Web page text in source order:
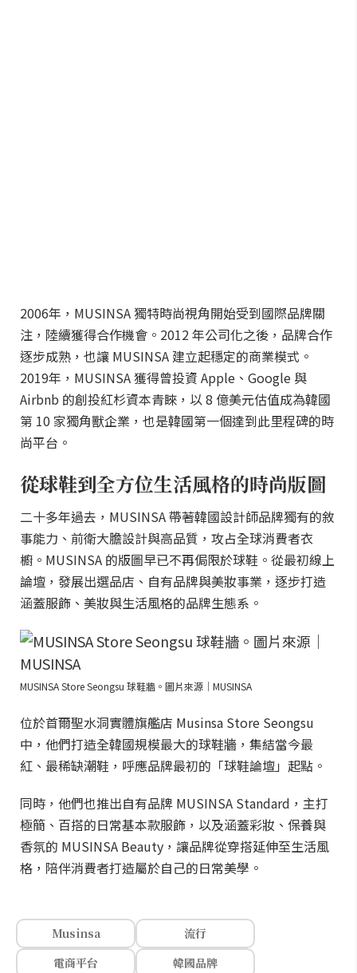
2006年，MUSINSA 獨特時尚視角開始受到國際品牌關
注，陸續獲得合作機會。2012 年公司化之後，品牌合作
逐步成熟，也讓 MUSINSA 建立起穩定的商業模式。
2019年，MUSINSA 獲得曾投資 Apple、Google 與
Airbnb 的創投紅杉資本青睞，以 8 億美元估值成為韓國
第 10 家獨角獸企業，也是韓國第一個達到此里程碑的時
尚平台。
從球鞋到全方位生活風格的時尚版圖
二十多年過去，MUSINSA 帶著韓國設計師品牌獨有的敘
事能力、前衛大膽設計與高品質，攻占全球消費者衣
櫥。MUSINSA 的版圖早已不再侷限於球鞋。從最初線上
論壇，發展出選品店、自有品牌與美妝事業，逐步打造
涵蓋服飾、美妝與生活風格的品牌生態系。
MUSINSA Store Seongsu 球鞋牆。圖片來源｜MUSINSA
位於首爾聖水洞實體旗艦店 Musinsa Store Seongsu
中，他們打造全韓國規模最大的球鞋牆，集結當今最
紅、最稀缺潮鞋，呼應品牌最初的「球鞋論壇」起點。
同時，他們也推出自有品牌 MUSINSA Standard，主打
極簡、百搭的日常基本款服飾，以及涵蓋彩妝、保養與
香氛的 MUSINSA Beauty，讓品牌從穿搭延伸至生活風
格，陪伴消費者打造屬於自己的日常美學。
Musinsa
流行
電商平台
韓國品牌